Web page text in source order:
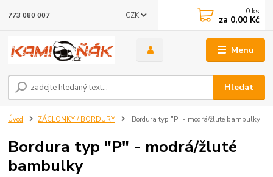
Menu
CZK
Hledat
773 080 007 0 ks
za 0,00 Kč
Úvod ZÁCLONKY / BORDURY Bordura typ "P" - modrá/žluté bambulky
Bordura typ "P" - modrá/žluté
bambulky